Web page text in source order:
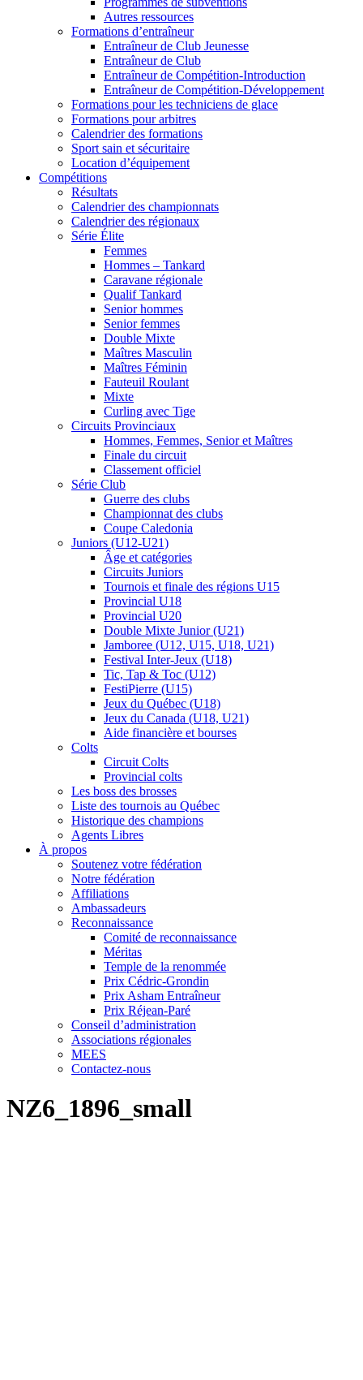
Autres ressources
Formations d’entraîneur
Entraîneur de Club Jeunesse
Entraîneur de Club
Entraîneur de Compétition-Introduction
Entraîneur de Compétition-Développement
Formations pour les techniciens de glace
Formations pour arbitres
Calendrier des formations
Sport sain et sécuritaire
Location d’équipement
Compétitions
Résultats
Calendrier des championnats
Calendrier des régionaux
Série Élite
Femmes
Hommes – Tankard
Caravane régionale
Qualif Tankard
Senior hommes
Senior femmes
Double Mixte
Maîtres Masculin
Maîtres Féminin
Fauteuil Roulant
Mixte
Curling avec Tige
Circuits Provinciaux
Hommes, Femmes, Senior et Maîtres
Finale du circuit
Classement officiel
Série Club
Guerre des clubs
Championnat des clubs
Coupe Caledonia
Juniors (U12-U21)
Âge et catégories
Circuits Juniors
Tournois et finale des régions U15
Provincial U18
Provincial U20
Double Mixte Junior (U21)
Jamboree (U12, U15, U18, U21)
Festival Inter-Jeux (U18)
Tic, Tap & Toc (U12)
FestiPierre (U15)
Jeux du Québec (U18)
Jeux du Canada (U18, U21)
Aide financière et bourses
Colts
Circuit Colts
Provincial colts
Les boss des brosses
Liste des tournois au Québec
Historique des champions
Agents Libres
À propos
Soutenez votre fédération
Notre fédération
Affiliations
Ambassadeurs
Reconnaissance
Comité de reconnaissance
Méritas
Temple de la renommée
Prix Cédric-Grondin
Prix Asham Entraîneur
Prix Réjean-Paré
Conseil d’administration
Associations régionales
MEES
Contactez-nous
NZ6_1896_small